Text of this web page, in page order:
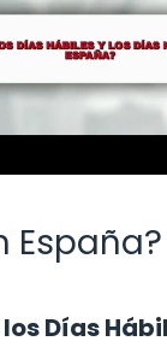
España?
Días